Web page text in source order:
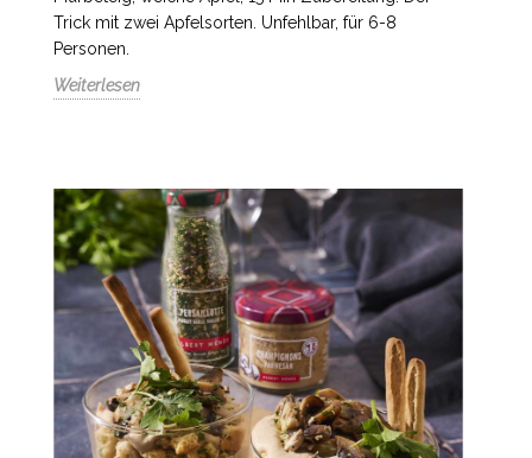
Trick mit zwei Apfelsorten. Unfehlbar, für 6-8
Personen.
Weiterlesen